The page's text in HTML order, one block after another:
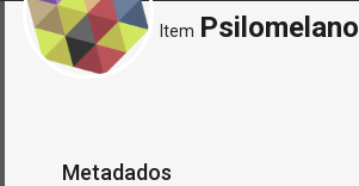
Item Psilomelano
Metadados